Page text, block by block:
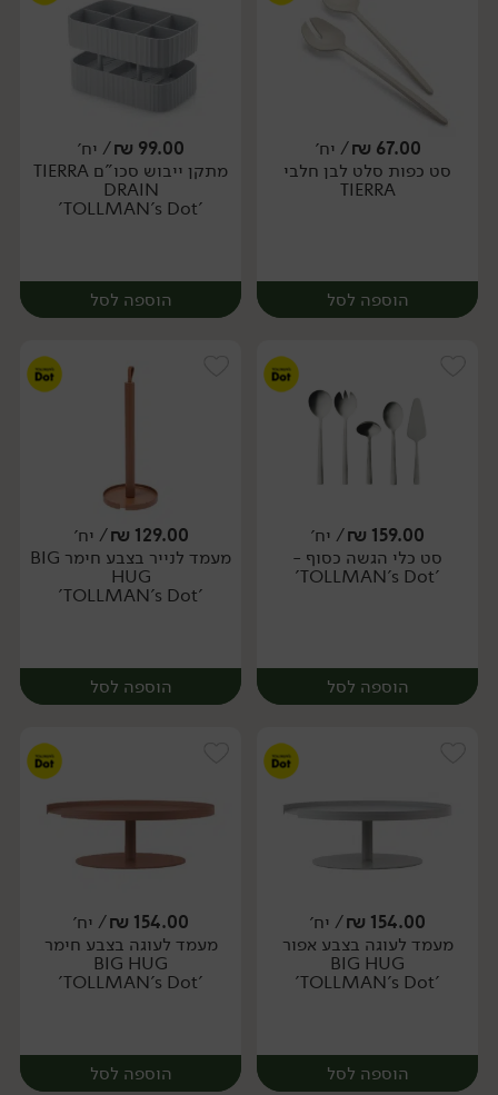
יח׳ יח׳
67.00
₪/ יח׳
סט כפות סלט לבן חלבי
TIERRA
הוספה לסל
יח׳
99.00
₪/ יח׳
מתקן ייבוש סכו"ם TIERRA
DRAIN
'TOLLMAN's Dot'
הוספה לסל
יח׳
159.00
₪/ יח׳
סט כלי הגשה כסוף -
'TOLLMAN's Dot'
הוספה לסל
יח׳
129.00
₪/ יח׳
מעמד לנייר בצבע חימר BIG
HUG
'TOLLMAN's Dot'
הוספה לסל
יח׳
154.00
₪/ יח׳
מעמד לעוגה בצבע אפור
BIG HUG
'TOLLMAN's Dot'
הוספה לסל
154.00
₪/ יח׳
מעמד לעוגה בצבע חימר
BIG HUG
'TOLLMAN's Dot'
הוספה לסל